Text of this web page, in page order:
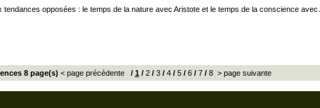
opposées : le temps de la nature avec Aristote et le temps de la conscience
8 page(s) < page précédente/ 1 /2/3/4/5/6/7/8 > page suivante